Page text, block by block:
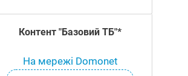
Контент "Базовий ТБ"*
На мережі Domonet